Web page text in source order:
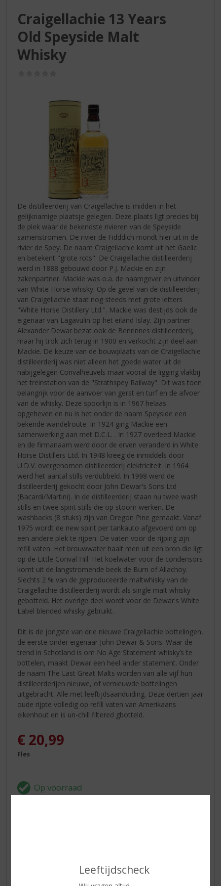
Leeftijdscheck
Craigellachie 13 Years
Old Speyside Malt
Whisky
De distilleerderij van Craigellachie is midden in het
gelijknamige plaatsje gelegen. Deze plaats ligt precies bij
de plek waar de bekendste rivieren van de Speyside
samenstromen. De rivier de Fidddich mondt hier uit in de
rivier de Spey. De naam Craigellachie komt uit het Gaelic
en betekent "grote rots". De Craigellachie distilleerderij
werd in 1888 gebouwd door P.J. Mackie en zijn
zakenpartner. Mackie was o.a. de naamgever en uitvinder
van White Horse whisky. Op de gevel van de distilleerderij
van Craigellachie staat nog steeds met grote letters
"White Horse Distillery Ltd.". Mackie was destijds ook de
eigenaar van Lagavulin op het eiland Islay. Zijn partner
Alexander Dewar bezat ook de Benrinnes distilleerderij,
maar hij trok zich terug in 1900 en verkocht zijn deel aan
Mackie. De keuze van de bouwplaats van de Craigellachie
distilleerderij was niet alleen het goede water uit de
nabijgelegen Convalheuvels maar vooral de ligging vlakbij
het treinstation van de "Strathspey Railway". Dit was toen
belangrijk voor de aanvoer van gerst en turf en de afvoer
van de whisky. Deze spoorlijn is in 1967 helaas
opgeheven en nu is het onder de naam Speyside een
bekende wandelroute. In 1924 ging Mackie een
samenwerking aan met D.C.L. . In 1927 overleed Mackie
en de firmanaam werd door de erven veranderd in White
Horse Distillers Ltd. In 1948 kreeg de inmiddels door
U.D.V. overgenomen distilleerderij elektriciteit. In 1964
werd het aantal stills verdubbeld. In 1998 werd de
distilleerderij gekocht door John Dewar's Sons Ltd
(Bacardi/Martini). In de distilleerderij staan nu twee wash
stills en twee spirit stills die op stoom werken. De
washbacks (8 stuks) zijn van Oregon Pine gemaakt. Vanaf
1975 wordt de new spirit per tankauto afgevoerd om op
een andere plek te rijpen. De vaten voor de rijping zijn
refill vaten. Het brouwwater haalt men uit een bron die ligt
op de Little Conval Hill. Het koelwater voor de condensors
komt uit de langstromende beek de Burn of Allachoy.
Slechts 2 % van de geproduceerde maltwhisky van de
Craigellachie distilleerderij wordt als single malt whisky
gebotteld. Het overige deel wordt voor de Dewar's White
Label blended whisky gebruikt.
Dit is de jongste van drie nieuwe Craigellachie bottelingen,
de eerste onder eigenaar John Dewar & Sons. Waar de
trend in Schotland is om No Age Statement whisky’s te
bottelen, maakt Dewar een heel ander statement. Onder
de naam The Last Great Malts worden van alle vijf hun
distilleerderijen nieuwe, of vernieuwde bottelingen
uitgebracht. Alle met leeftijdsaanduiding. Deze dertien jaar
oude rijpte volledig op refill vaten van Amerikaans
eikenhout en is un-chill filtered gbotteld.
€ 20,99
Fles
ETIKETINFORMATIE